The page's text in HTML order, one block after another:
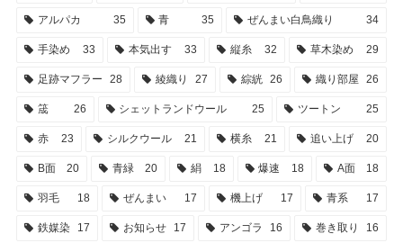
アルパカ 35 青 35 ぜんまい白鳥織り 34
手染め 33 本気出す 33 縦糸 32 草木染め 29
足跡マフラー 28 綾織り 27 綜絖 26 織り部屋 26
筬 26 シェットランドウール 25 ツートン 25
赤 23 シルクウール 21 横糸 21 追い上げ 20
B面 20 青緑 20 絹 18 爆速 18 A面 18
羽毛 18 ぜんまい 17 機上げ 17 青系 17
鉄媒染 17 お知らせ 17 アンゴラ 16 巻き取り 16